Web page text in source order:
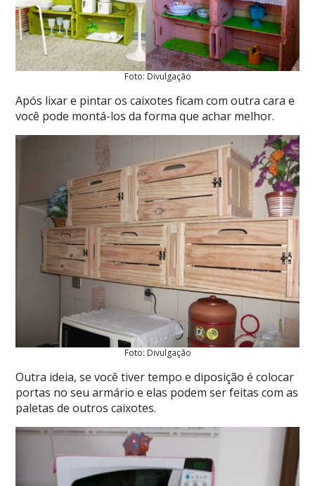
Foto: Divulgação
Após lixar e pintar os caixotes ficam com outra cara e
você pode montá-los da forma que achar melhor.
Foto: Divulgação
Outra ideia, se você tiver tempo e diposição é colocar
portas no seu armário e elas podem ser feitas com as
paletas de outros caixotes.